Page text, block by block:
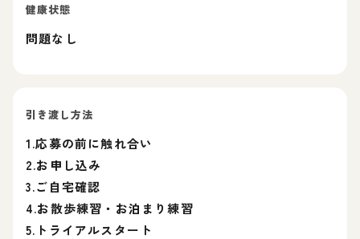
健康状態
問題なし
引き渡し方法
1.応募の前に触れ合い
2.お申し込み
3.ご自宅確認
4.お散歩練習・お泊まり練習
5.トライアルスタート